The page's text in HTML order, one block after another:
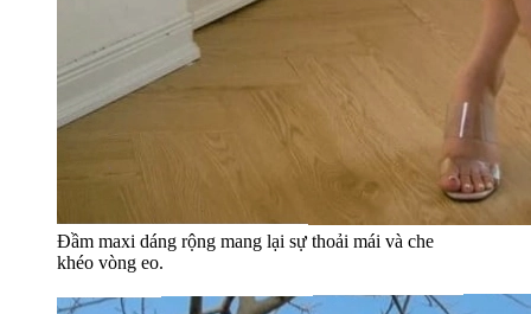
Đầm maxi dáng rộng mang lại sự thoải mái và che
khéo vòng eo.